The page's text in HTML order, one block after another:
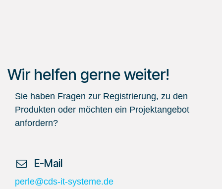
Wir helfen gerne weiter!
Sie haben Fragen zur Registrierung, zu den
Produkten oder möchten ein Projektangebot
anfordern?
​ E-Mail
perle@cds-it-systeme.de